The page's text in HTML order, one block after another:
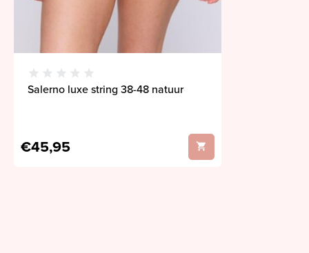
Salerno luxe string 38-48 natuur
€45,95